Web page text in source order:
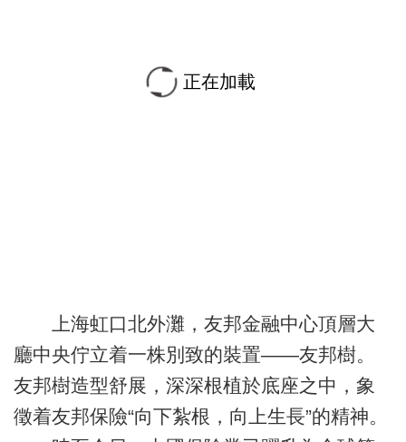
正在加載
上海虹口北外灘，友邦金融中心頂層大
廳中央佇立着一株別致的裝置——友邦樹。
友邦樹造型舒展，深深根植於底座之中，象
徵着友邦保險“向下紮根，向上生長”的精神。